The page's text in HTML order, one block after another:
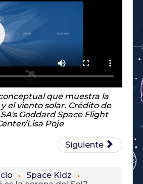
que muestra la
el viento solar. Crédito de
Goddard Space Flight
Lisa Poje
Siguiente
Space Kidz